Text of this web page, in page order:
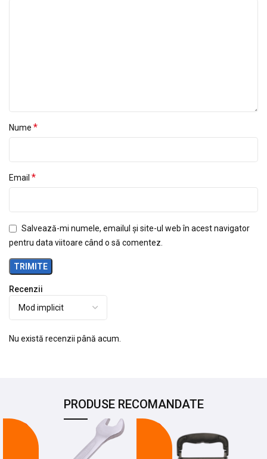
Recenzii
Nu există recenzii până acum.
Nume *
Email *
Salvează-mi numele, emailul și site-ul web în acest navigator
pentru data viitoare când o să comentez.
PRODUSE RECOMANDATE